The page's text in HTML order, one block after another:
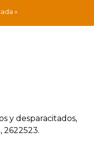
y desparacitados,
2622523.